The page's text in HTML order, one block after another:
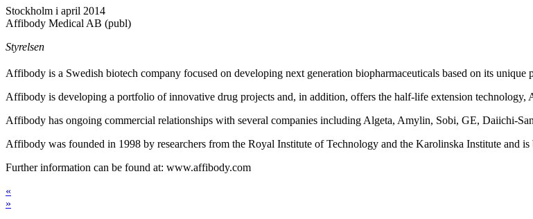
Stockholm i april 2014
Affibody Medical AB (publ)
Styrelsen
Affibody is a Swedish biotech company focused on developing next generation biopharmaceuticals based on its
Affibody is developing a portfolio of innovative drug projects and, in addition, offers the half-life extension
Affibody has ongoing commercial relationships with several companies including Algeta, Amylin, Sobi, GE, Daiichi-
Affibody was founded in 1998 by researchers from the Royal Institute of Technology and the Karolinska Institute and is
Further information can be found at: www.affibody.com
«
»